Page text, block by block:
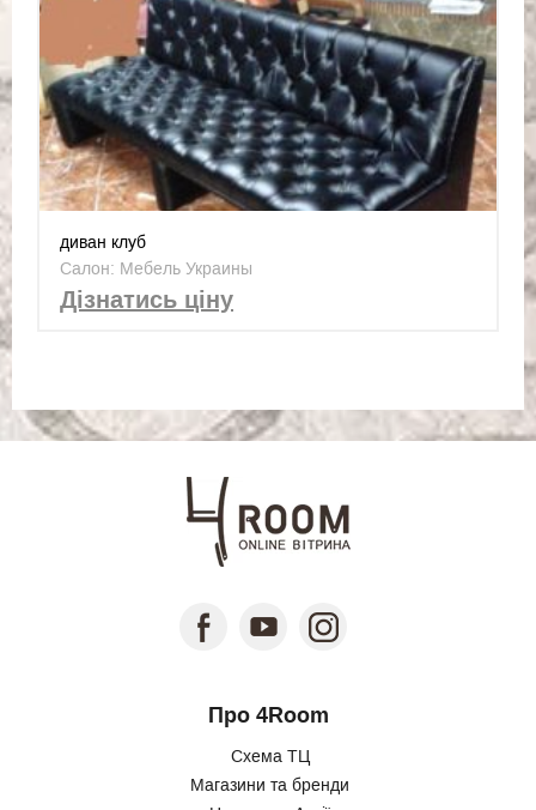
диван клуб
Салон: Мебель Украины
Дізнатись ціну
Про 4Room
Схема ТЦ
Магазини та бренди